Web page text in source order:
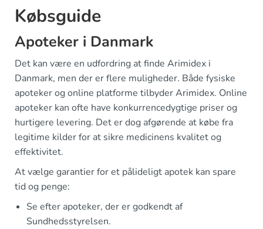
Købsguide
Apoteker i Danmark
Det kan være en udfordring at finde Arimidex i
Danmark, men der er flere muligheder. Både fysiske
apoteker og online platforme tilbyder Arimidex. Online
apoteker kan ofte have konkurrencedygtige priser og
hurtigere levering. Det er dog afgørende at købe fra
legitime kilder for at sikre medicinens kvalitet og
effektivitet.
At vælge garantier for et pålideligt apotek kan spare
tid og penge:
Se efter apoteker, der er godkendt af
Sundhedsstyrelsen.